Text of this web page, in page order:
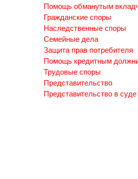
Помощь обманутым
Гражданские споры
Наследственные споры
Семейные дела
Защита прав потребителя
Помощь кредитным
Трудовые споры
Представительство
Представительство в суде